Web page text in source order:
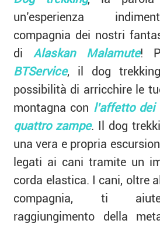
un’esperienza
compagnia dei nostri
diAlaskan Malamute!
BTService, il dog
possibilità di arricchire le
montagna con l’affetto
quattro zampe. Il dog
una vera e propria
legati ai cani tramite un
corda elastica. I cani, oltre
compagnia, ti
raggiungimento della